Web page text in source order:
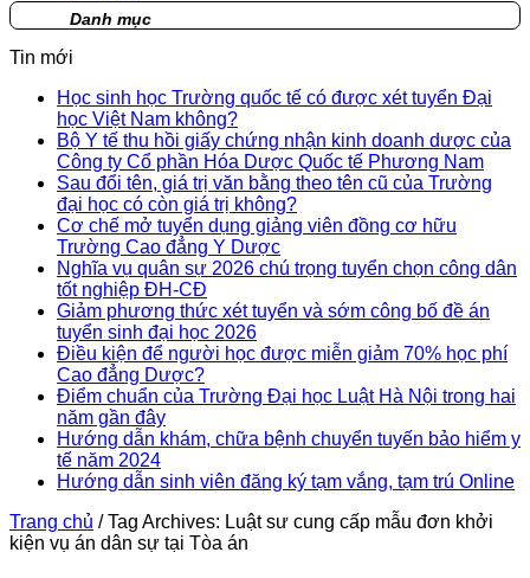
Danh mục
Tin mới
Học sinh học Trường quốc tế có được xét tuyển Đại
học Việt Nam không?
Bộ Y tế thu hồi giấy chứng nhận kinh doanh dược của
Công ty Cổ phần Hóa Dược Quốc tế Phương Nam
Sau đổi tên, giá trị văn bằng theo tên cũ của Trường
đại học có còn giá trị không?
Cơ chế mở tuyển dụng giảng viên đồng cơ hữu
Trường Cao đẳng Y Dược
Nghĩa vụ quân sự 2026 chú trọng tuyển chọn công dân
tốt nghiệp ĐH-CĐ
Giảm phương thức xét tuyển và sớm công bố đề án
tuyển sinh đại học 2026
Điều kiện để người học được miễn giảm 70% học phí
Cao đẳng Dược?
Điểm chuẩn của Trường Đại học Luật Hà Nội trong hai
năm gần đây
Hướng dẫn khám, chữa bệnh chuyển tuyến bảo hiểm y
tế năm 2024
Hướng dẫn sinh viên đăng ký tạm vắng, tạm trú Online
Trang chủ / Tag Archives: Luật sư cung cấp mẫu đơn khởi
kiện vụ án dân sự tại Tòa án